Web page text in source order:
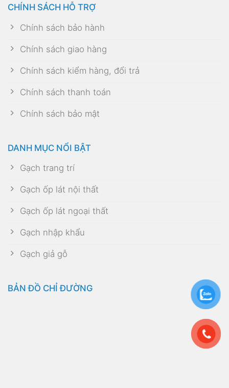
CHÍNH SÁCH HỖ TRỢ
Chính sách bảo hành
Chính sách giao hàng
Chính sách kiểm hàng, đổi trả
Chính sách thanh toán
Chính sách bảo mật
DANH MỤC NỔI BẬT
Gạch trang trí
Gạch ốp lát nội thất
Gạch ốp lát ngoại thất
Gạch nhập khẩu
Gạch giả gỗ
BẢN ĐỒ CHỈ ĐƯỜNG